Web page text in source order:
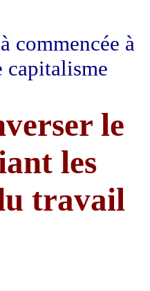
commencée à
capitalisme
le
les
travail